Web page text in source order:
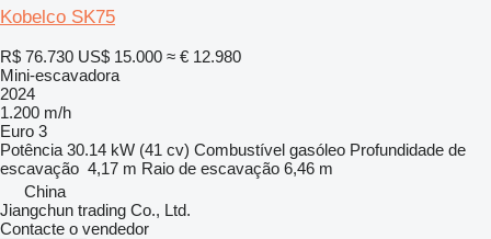
Kobelco SK75
R$ 76.730 US$ 15.000 ≈ € 12.980
Mini-escavadora
2024
1.200 m/h
Euro 3
Potência 30.14 kW (41 cv) Combustível gasóleo Profundidade de
escavação 4,17 m Raio de escavação 6,46 m
China
Jiangchun trading Co., Ltd.
Contacte o vendedor